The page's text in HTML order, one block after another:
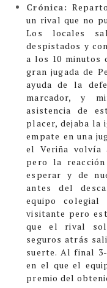
Crónica:
un rival que no
Los locales
despistados y
a los 10 minutos
gran jugada de
ayuda de la
marcador, y
asistencia de
placer, dejaba la
empate en una
el Veriña volvía
pero la
esperar y de
antes del
equipo
visitante pero
que el rival
seguros atrás
suerte. Al final
en el que el
premio del